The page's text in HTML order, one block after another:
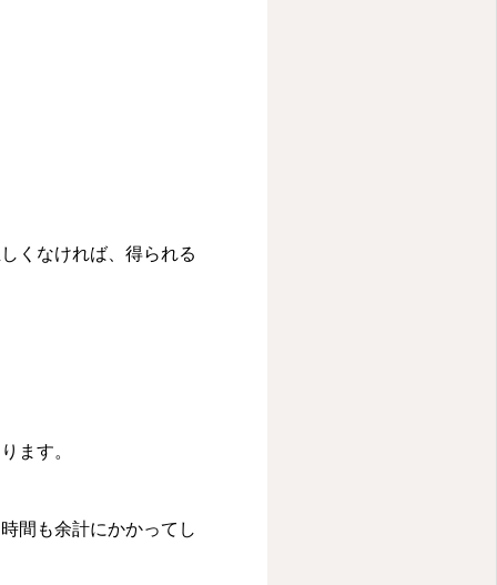
くなければ、得られる
ます。
間も余計にかかってし